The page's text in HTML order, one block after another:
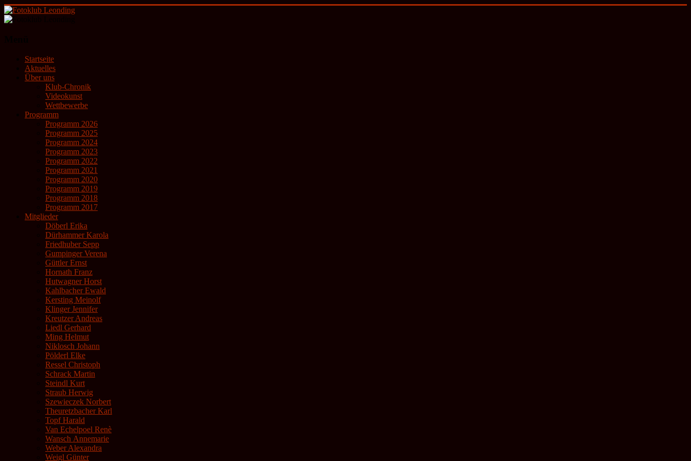
Zum
Inhalt
künstlerische
Fotografie
Startseite
Aktuelles
Über uns
Klub-Chronik
Videokunst
Wettbewerbe
Programm
Programm 2026
Programm 2025
Programm 2024
Programm 2023
Programm 2022
Programm 2021
Programm 2020
Programm 2019
Programm 2018
Programm 2017
Mitglieder
Döberl Erika
Dürhammer Karola
Friedhuber Sepp
Gumpinger Verena
Güttler Ernst
Hornath Franz
Hutwagner Horst
Kahlbacher Ewald
Kersting Meinolf
Klinger Jennifer
Kreutzer Andreas
Liedl Gerhard
Ming Helmut
Niklosch Johann
Pölderl Elke
Ressel Christoph
Schrack Martin
Steindl Kurt
Straub Herwig
Szewieczek Norbert
Theuretzbacher Karl
Topf Harald
Van Echelpoel Renè
Wansch Annemarie
Weber Alexandra
Weigl Günter